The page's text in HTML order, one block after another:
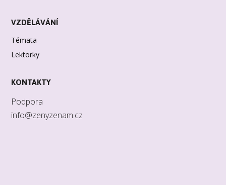
VZDĚLÁVÁNÍ
Témata
Lektorky
KONTAKTY
Podpora
info@zenyzenam.cz